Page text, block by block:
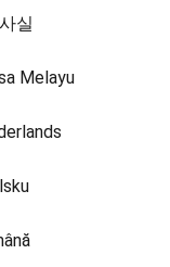
실
Melayu